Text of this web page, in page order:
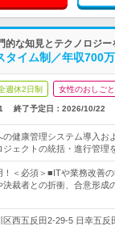
的な知見とテクノロジ
タイム制／年収700
週休2日制 女性のおしご
終了予定日： 2026/10/22
の健康管理システム導入お
ジェクトの統括・進行管理
！＜必須＞■ITや業務改善
決裁者との折衝、合意形成
区西五反田2-29-5 日幸五反